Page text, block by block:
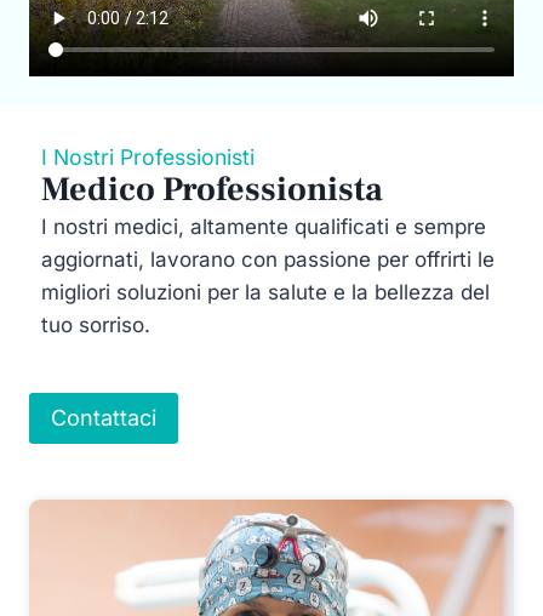
I Nostri Professionisti
Medico Professionista
I nostri medici, altamente qualificati e sempre
aggiornati, lavorano con passione per offrirti le
migliori soluzioni per la salute e la bellezza del
tuo sorriso.
Contattaci